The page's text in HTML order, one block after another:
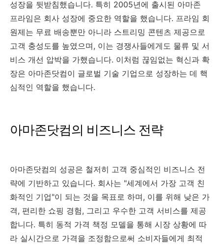
성장을 뒷받침했습니다. 특히 2005년에 출시된 아마존
프라임은 회사 성장에 중요한 역할을 했습니다. 프라임 회
원제는 무료 배송뿐만 아니라 스트리밍 콘텐츠 제공으로
고객 충성도를 높였으며, 이는 경쟁사들에게도 물류 및 서
비스 개선 압박을 가했습니다. 이처럼 끊임없는 혁신과 확
장은 아마존닷컴이 글로벌 기술 기업으로 성장하는 데 핵
심적인 역할을 했습니다.
아마존닷컴의 비즈니스 전략
아마존닷컴의 성공은 철저히 고객 중심적인 비즈니스 전
략에 기반하고 있습니다. 회사는 "세계에서 가장 고객 친
화적인 기업"이 되는 것을 목표로 하며, 이를 위해 낮은 가
격, 편리한 쇼핑 경험, 그리고 우수한 고객 서비스를 제공
합니다. 특히 동적 가격 책정 모델을 통해 시장 상황에 따
라 실시간으로 가격을 조정함으로써 소비자들에게 최적